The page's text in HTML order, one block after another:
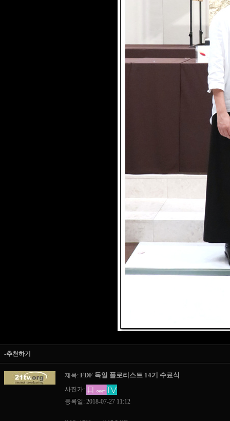
-추천하기
제목: FDF 독일 플로리스트 14기 수료식
사진가:
등록일: 2018-07-27 11:12